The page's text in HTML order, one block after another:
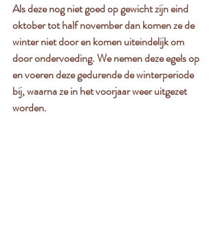
Als deze nog niet goed op gewicht zijn eind
oktober tot half november dan komen ze de
winter niet door en komen uiteindelijk om
door ondervoeding. We nemen deze egels op
en voeren deze gedurende de winterperiode
bij, waarna ze in het voorjaar weer uitgezet
worden.